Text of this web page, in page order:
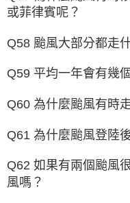
或菲律賓呢？
Q58 颱風大部分都走
Q59 平均一年會有幾
Q60 為什麼颱風有時
Q61 為什麼颱風登陸
Q62 如果有兩個颱風
風嗎？